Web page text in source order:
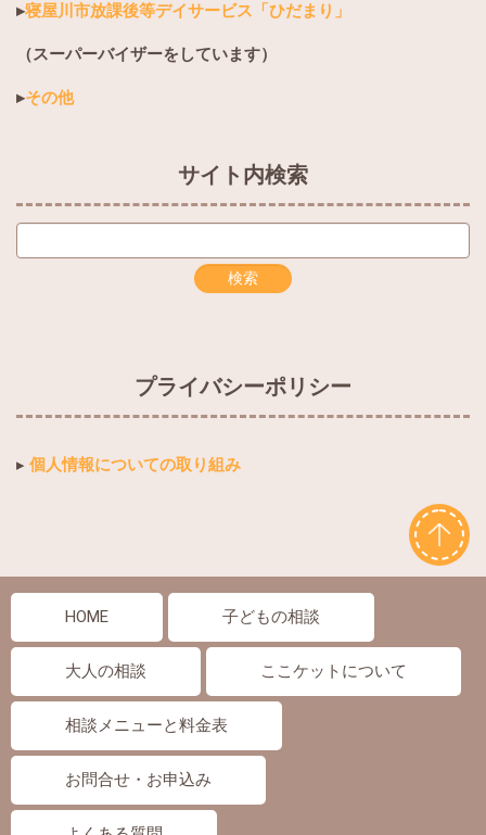
▸寝屋川市放課後等デイサービス「ひだまり」
（スーパーバイザーをしています）
▸その他
サイト内検索
プライバシーポリシー
▸ 個人情報についての取り組み
HOME 子どもの相談
大人の相談 ここケットについて
相談メニューと料金表
お問合せ・お申込み